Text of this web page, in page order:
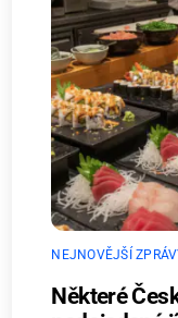
NEJNOVĚJŠÍ
Některé